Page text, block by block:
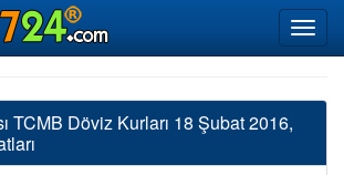
TCMB Döviz Kurları 18 Şubat 2016,